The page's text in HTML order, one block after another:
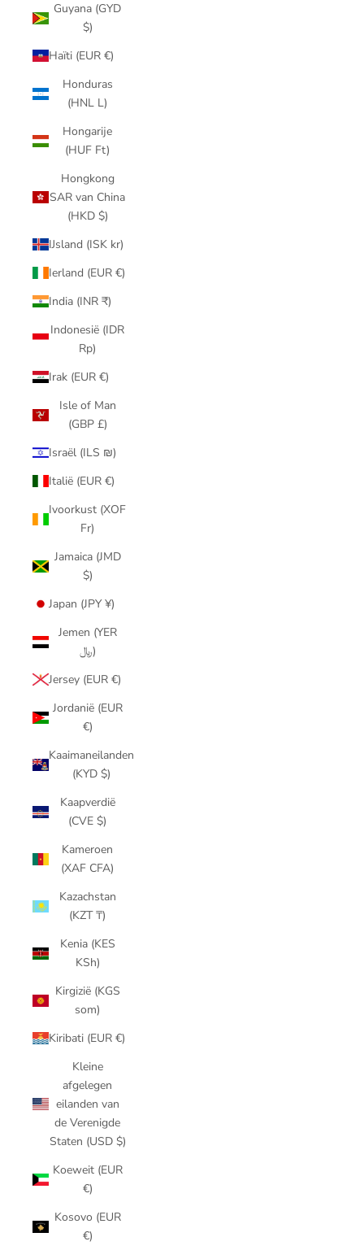
Guyana (GYD
$)
Haïti (EUR €)
Honduras
(HNL L)
Hongarije
(HUF Ft)
Hongkong
SAR van China
(HKD $)
IJsland (ISK kr)
Ierland (EUR €)
India (INR ₹)
Indonesië (IDR
Rp)
Irak (EUR €)
Isle of Man
(GBP £)
Israël (ILS ₪)
Italië (EUR €)
Ivoorkust (XOF
Fr)
Jamaica (JMD
$)
Japan (JPY ¥)
Jemen (YER
﷼)
Jersey (EUR €)
Jordanië (EUR
€)
Kaaimaneilanden
(KYD $)
Kaapverdië
(CVE $)
Kameroen
(XAF CFA)
Kazachstan
(KZT ₸)
Kenia (KES
KSh)
Kirgizië (KGS
som)
Kiribati (EUR €)
Kleine
afgelegen
eilanden van
de Verenigde
Staten (USD $)
Koeweit (EUR
€)
Kosovo (EUR
€)